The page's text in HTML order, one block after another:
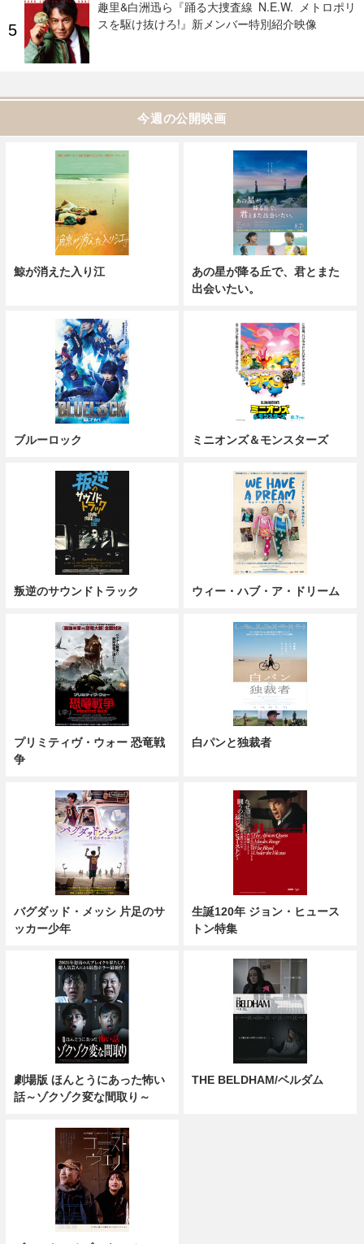
趣里&白洲迅ら『踊る大捜査線 N.E.W. メトロポリ
スを駆け抜けろ!』新メンバー特別紹介映像
今週の公開映画
鯨が消えた入り江
あの星が降る丘で、君とまた
出会いたい。
ブルーロック ミニオンズ＆モンスターズ
叛逆のサウンドトラック ウィー・ハブ・ア・ドリーム
プリミティヴ・ウォー 恐竜戦
争
白パンと独裁者
バグダッド・メッシ 片足のサ
ッカー少年
生誕120年 ジョン・ヒュース
トン特集
劇場版 ほんとうにあった怖い
話～ゾクゾク変な間取り～
THE BELDHAM/ベルダム